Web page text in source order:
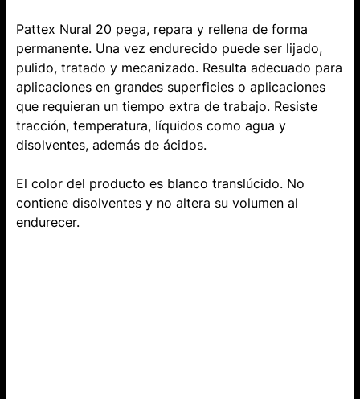
Pattex Nural 20 pega, repara y rellena de forma
permanente. Una vez endurecido puede ser lijado,
pulido, tratado y mecanizado. Resulta adecuado para
aplicaciones en grandes superficies o aplicaciones
que requieran un tiempo extra de trabajo. Resiste
tracción, temperatura, líquidos como agua y
disolventes, además de ácidos.
El color del producto es blanco translúcido. No
contiene disolventes y no altera su volumen al
endurecer.